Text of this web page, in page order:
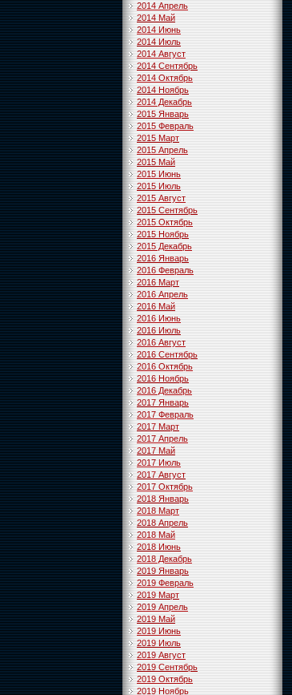
2014 Апрель
2014 Май
2014 Июнь
2014 Июль
2014 Август
2014 Сентябрь
2014 Октябрь
2014 Ноябрь
2014 Декабрь
2015 Январь
2015 Февраль
2015 Март
2015 Апрель
2015 Май
2015 Июнь
2015 Июль
2015 Август
2015 Сентябрь
2015 Октябрь
2015 Ноябрь
2015 Декабрь
2016 Январь
2016 Февраль
2016 Март
2016 Апрель
2016 Май
2016 Июнь
2016 Июль
2016 Август
2016 Сентябрь
2016 Октябрь
2016 Ноябрь
2016 Декабрь
2017 Январь
2017 Февраль
2017 Март
2017 Апрель
2017 Май
2017 Июль
2017 Август
2017 Октябрь
2018 Январь
2018 Март
2018 Апрель
2018 Май
2018 Июнь
2018 Декабрь
2019 Январь
2019 Февраль
2019 Март
2019 Апрель
2019 Май
2019 Июнь
2019 Июль
2019 Август
2019 Сентябрь
2019 Октябрь
2019 Ноябрь